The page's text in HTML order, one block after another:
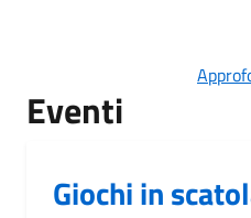
Eventi
Giochi in